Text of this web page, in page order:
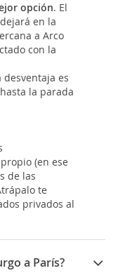
opción. El
en la
a Arco
con la
desventaja es
la parada
(en ese
de las
te
privados al
a París?